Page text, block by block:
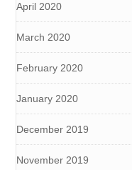
April 2020
March 2020
February 2020
January 2020
December 2019
November 2019